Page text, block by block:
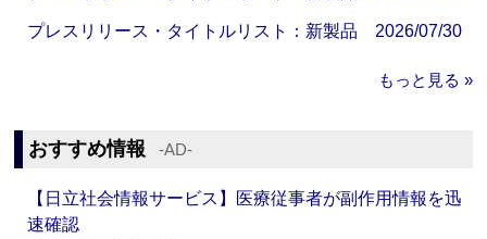
プレスリリース・タイトルリスト：新製品 2026/07/30
もっと見る »
おすすめ情報 ‐AD‐
【日立社会情報サービス】医療従事者が副作用情報を迅
速確認